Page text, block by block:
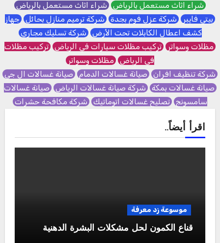
شراء اثاث مستعمل بالرياض شراء اثاث مستعمل بالرياض
بيتي فايبر شركة عزل فوم بجدة شركة ترميم منازل بحائل جهاز
كشف اعطال الكابلات تحت الأرض شركة تسليك مجاري
مظلات وسواتر تركيب مظلات سيارات في الرياض تركيب مظلات
في الرياض مظلات وسواتر
شركة تنظيف افران صيانة غسالات الدمام صيانة غسالات ال جي
صيانة غسالات بمكة شركة صيانة غسالات الرياض صيانة غسالات
سامسونج تصليح غسالات اتوماتيك شركة مكافحة حشرات
اقرأ أيضاً..
موسوعة زد معرفة
قناع الكمون لحل مشكلات البشرة الدهنية